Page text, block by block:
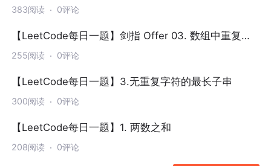
383阅读 0评论
【LeetCode每日一题】剑指 Offer 03. 数组中重复的
数字
255阅读 0评论
【LeetCode每日一题】3.无重复字符的最长子串
300阅读 0评论
【LeetCode每日一题】1. 两数之和
208阅读 0评论